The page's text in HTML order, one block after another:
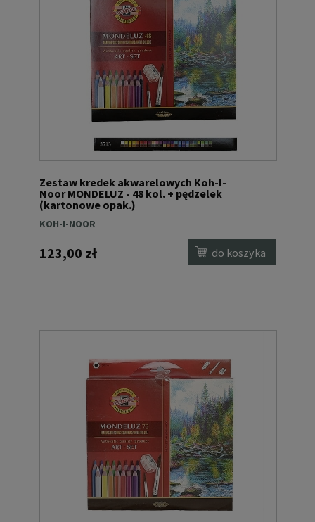
Zestaw kredek akwarelowych Koh-I-
Noor MONDELUZ - 48 kol. + pędzelek
(kartonowe opak.)
KOH-I-NOOR
123,00 zł do koszyka